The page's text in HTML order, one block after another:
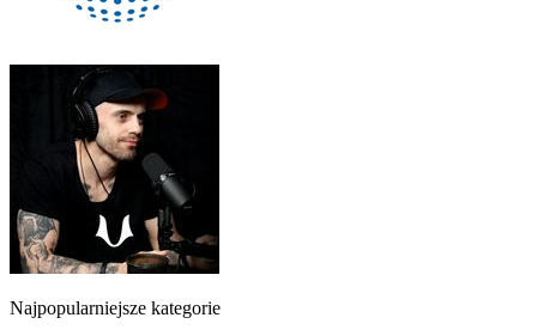
Najpopularniejsze kategorie